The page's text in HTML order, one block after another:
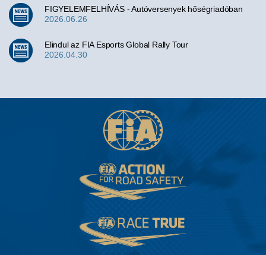
FIGYELEMFELHÍVÁS - Autóversenyek hőségriadóban
2026.06.26
Elindul az FIA Esports Global Rally Tour
2026.04.30